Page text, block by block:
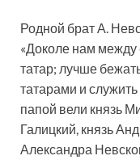
Родной брат А.
«Доколе нам между
татар; лучше
татарами и
папой вели князь
Галицкий, князь
Александра